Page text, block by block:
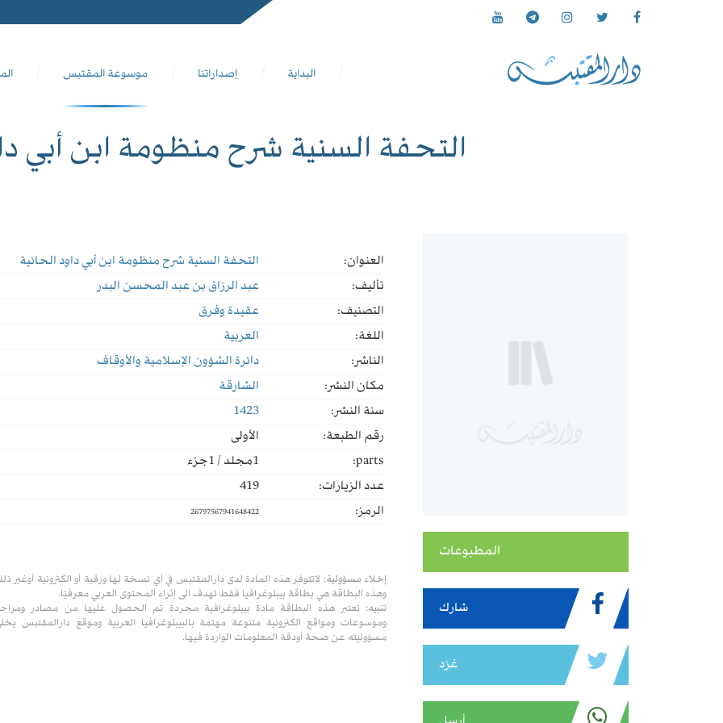
البداية إصداراتنا موسوعة المقتبس
التحفة السنية شرح منظومة ابن أبي
المطبوعات
شارك
غرّد
العنوان:
التحفة السنية شرح منظومة ابن أبي داود الحائية
تأليف:
عبد الرزاق بن عبد المحسن البدر
التصنيف:
عقيدة وفرق
اللغة:
العربية
الناشر:
دائرة الشؤون الإسلامية والأوقاف
مكان النشر:
الشارقة
سنة النشر:
1423
رقم الطبعة:
الأولى
parts:
1مجلد / 1جزء
عدد الزيارات:
419
الرمز:
26797567941648422
إخلاء مسؤولية: لاتتوفر هذه المادة لدى دارالمقتبس في أي نسخة لها ورقية أو الكترونية أوغير
وهذه البطاقة هي بطاقة بيبلوغرافيا فقط تهدف الى إثراء المحتوى العربي معرفيًا.
تنبيه: تعتبر هذه البطاقة مادة بيبلوغرافية مجردة تم الحصول عليها من مصادر
وموسوعات ومواقع الكترونية متنوعة مهتمة بالبيبلوغرافيا العربية وموقع دارالمقتبس
مسؤوليته عن صحة أودقة المعلومات الواردة فيها.